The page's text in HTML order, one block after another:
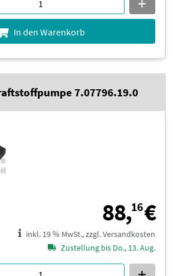
In den Warenkorb
7.07796.19.0
88,16€
inkl. 19 % MwSt., zzgl. Versandkosten
Zustellung bis Do., 13. Aug.